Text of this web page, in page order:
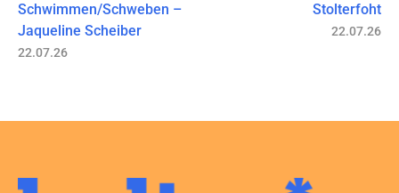
Schwimmen/Schweben –
Jaqueline Scheiber
22.07.26
Stolterfoht
22.07.26